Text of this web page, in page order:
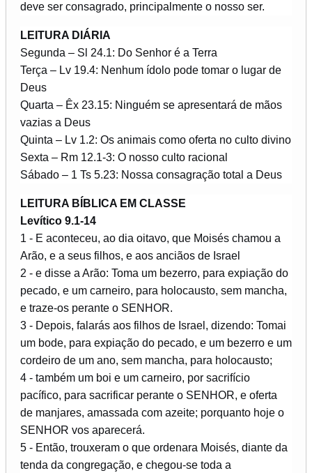
deve ser consagrado, principalmente o nosso ser.
LEITURA DIÁRIA
Segunda – Sl 24.1: Do Senhor é a Terra
Terça – Lv 19.4: Nenhum ídolo pode tomar o lugar de
Deus
Quarta – Êx 23.15: Ninguém se apresentará de mãos
vazias a Deus
Quinta – Lv 1.2: Os animais como oferta no culto divino
Sexta – Rm 12.1-3: O nosso culto racional
Sábado – 1 Ts 5.23: Nossa consagração total a Deus
LEITURA BÍBLICA EM CLASSE
Levítico 9.1-14
1 - E aconteceu, ao dia oitavo, que Moisés chamou a
Arão, e a seus filhos, e aos anciãos de Israel
2 - e disse a Arão: Toma um bezerro, para expiação do
pecado, e um carneiro, para holocausto, sem mancha,
e traze-os perante o SENHOR.
3 - Depois, falarás aos filhos de Israel, dizendo: Tomai
um bode, para expiação do pecado, e um bezerro e um
cordeiro de um ano, sem mancha, para holocausto;
4 - também um boi e um carneiro, por sacrifício
pacífico, para sacrificar perante o SENHOR, e oferta
de manjares, amassada com azeite; porquanto hoje o
SENHOR vos aparecerá.
5 - Então, trouxeram o que ordenara Moisés, diante da
tenda da congregação, e chegou-se toda a